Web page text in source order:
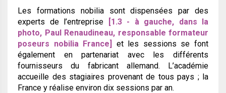
Les formations nobilia sont dispensées par des
experts de l’entreprise
[1.3 - à gauche, dans la
photo, Paul Renaudineau, responsable formateur
poseurs nobilia France]
et les sessions se font
également en partenariat avec les différents
fournisseurs du fabricant allemand. L’académie
accueille des stagiaires provenant de tous pays ; la
France y réalise environ dix sessions par an.